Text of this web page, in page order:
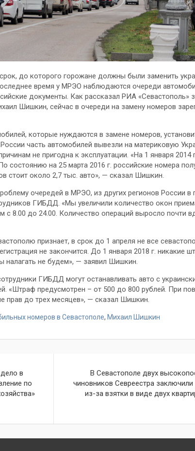
до которого горожане должны были заменить
время у МРЭО наблюдаются очереди
документы. Как рассказал РИА «Севастополь»
Шишкин, сейчас в очереди на замену номеров
которые нуждаются в замене номеров,
часть автомобилей вывезли на материковую
не пригодна к эксплуатации. «На 1 января 2014
состоянию на 25 марта 2016 г. российские номера
стоит около 2,7 тыс. авто», — сказал Шишкин.
очередей в МРЭО, из других регионов России
ГИБДД. «Мы увеличили количество окон
8.00 до 24.00. Количество операций выросло почти
признает, в срок до 1 апреля не все
не закончится. До 1 января 2018 г. никакие
налагать не будем», — заявил Шишкин.
ГИБДД могут останавливать авто с
«Штраф предусмотрен – от 500 до 800 рублей. При
прав до трех месяцев», — сказал Шишкин.
номеров в Севастополе, Михаил Шишкин
в
по
В Севастополе двух
чиновников Севреестра
из-за взятки в виде двух